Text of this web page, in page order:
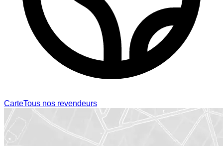
CarteTous nos revendeurs